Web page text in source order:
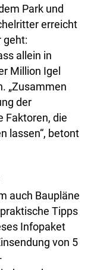
Park und
erreicht
geht:
allein in
Million Igel
„Zusammen
der
Faktoren, die
lassen“, betont
auch Baupläne
Tipps
Infopaket
von 5